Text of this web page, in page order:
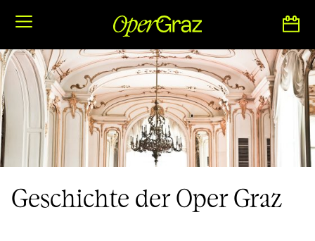
k
i
p
t
o
c
o
n
t
e
n
Geschichte der Oper Graz